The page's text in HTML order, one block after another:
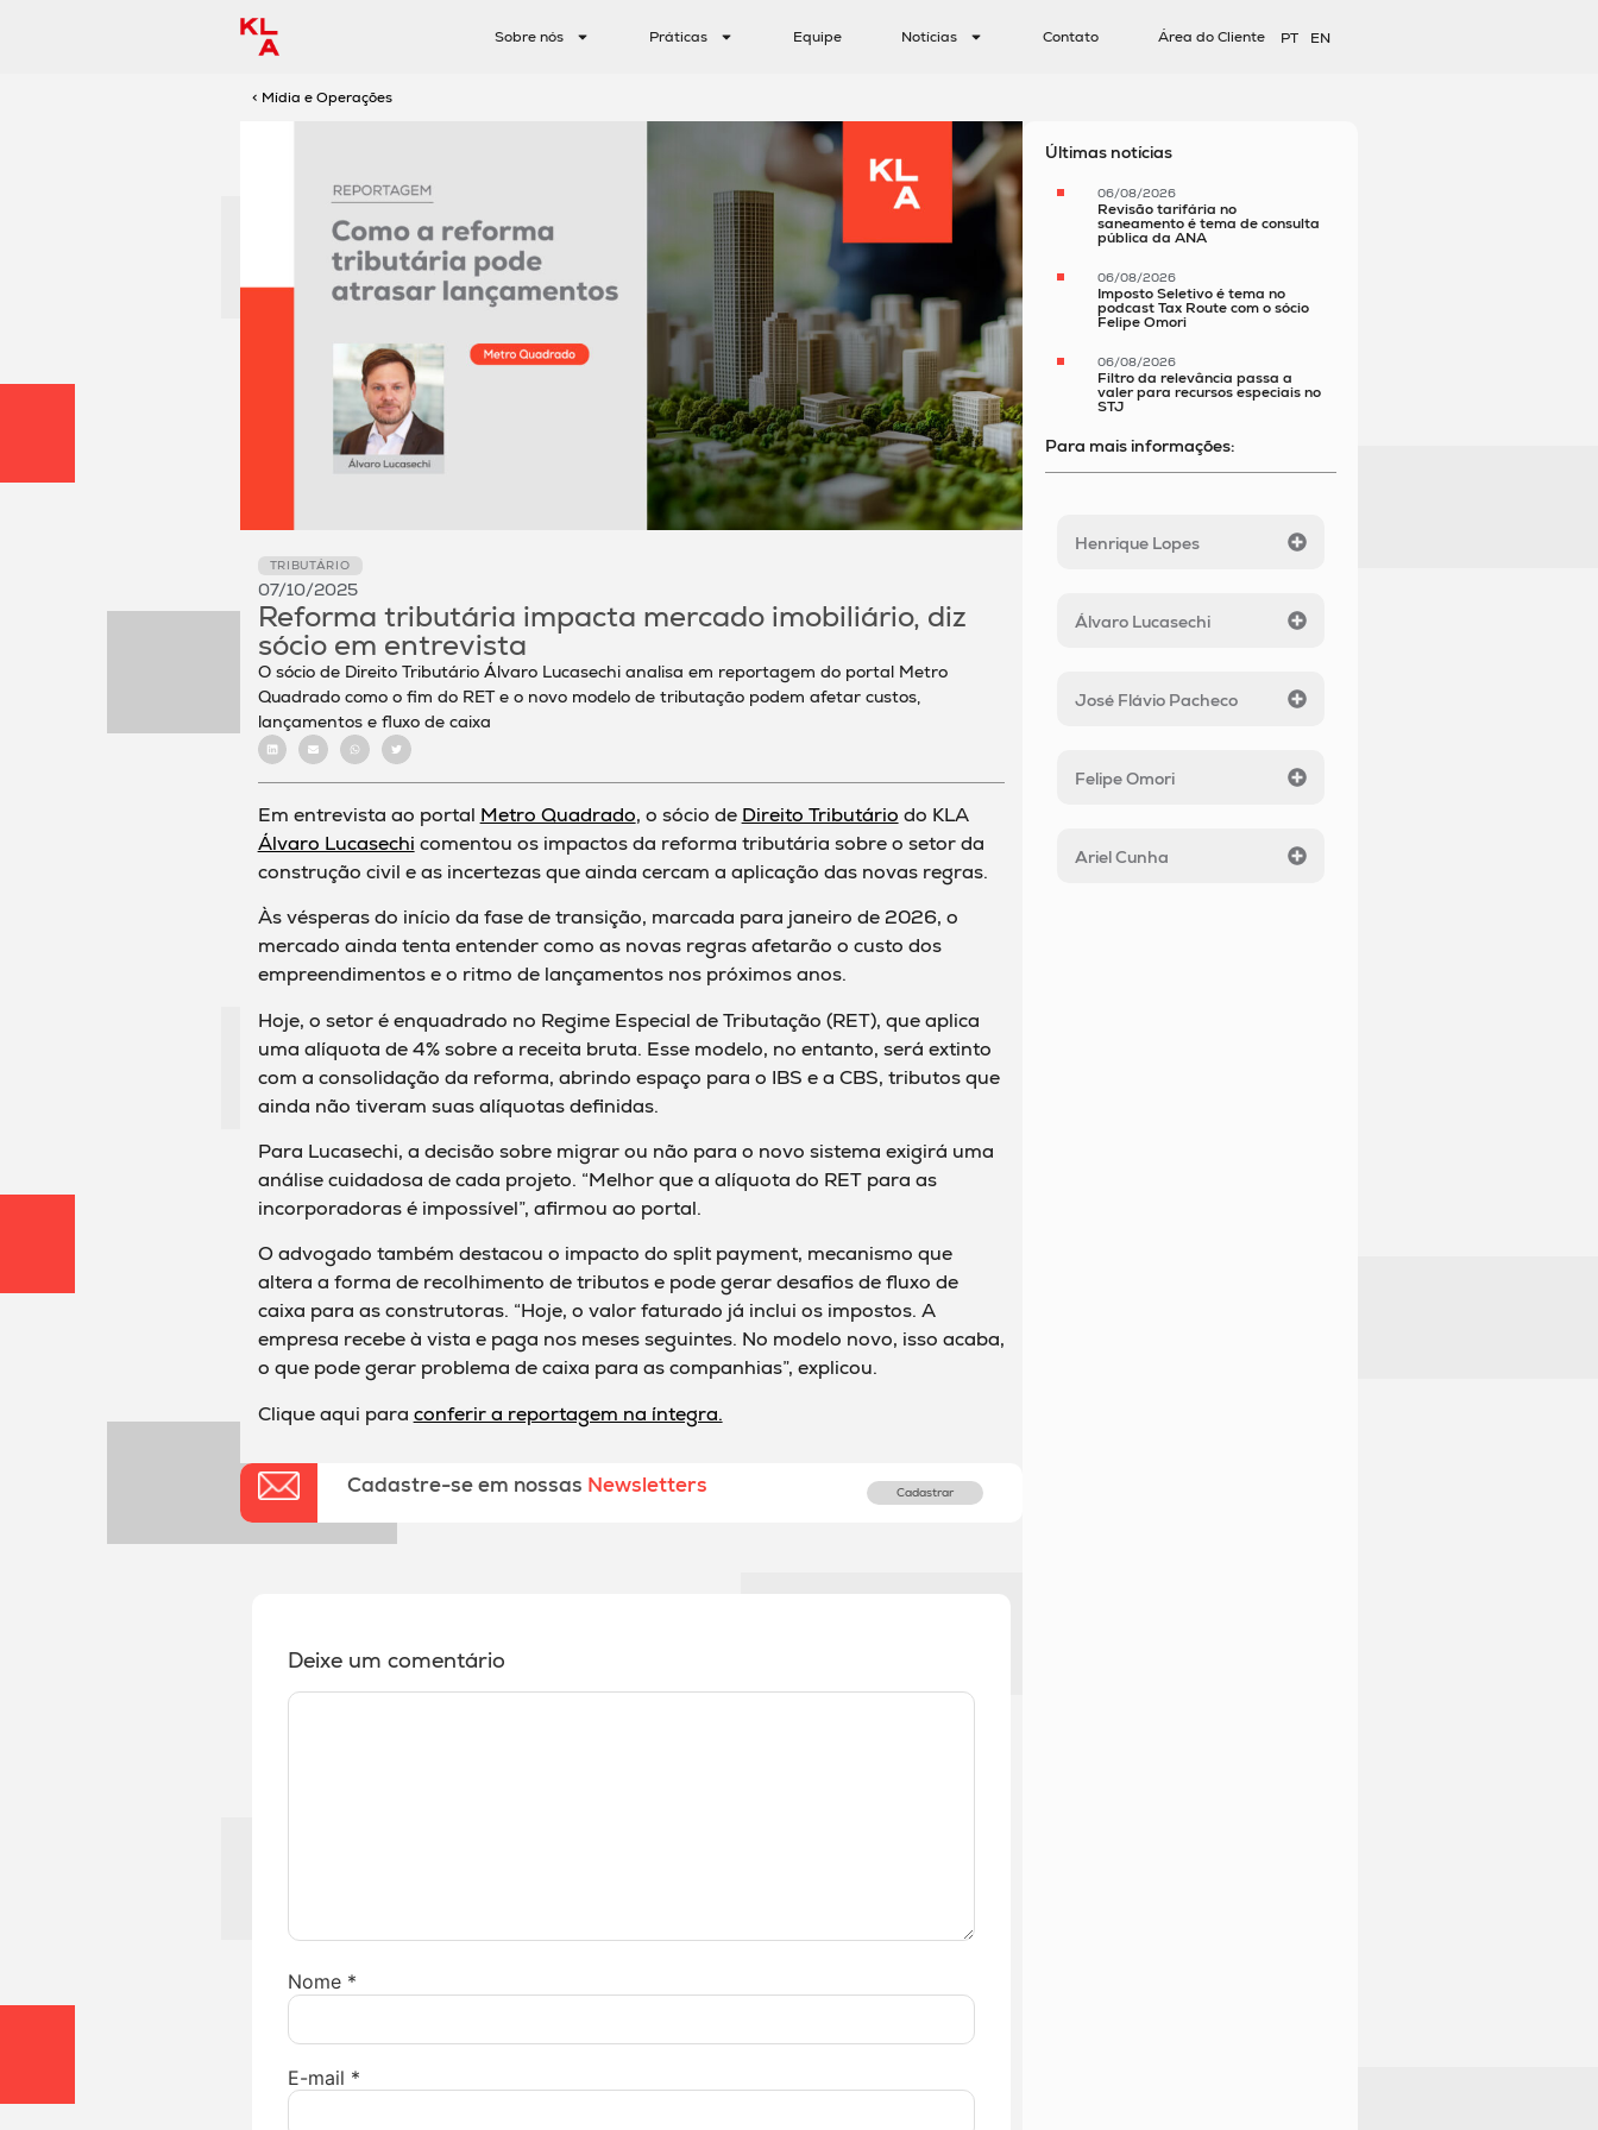
Sobre nós Práticas Equipe Notícias Contato Área do Cliente PT EN
< Mídia e Operações
TRIBUTÁRIO
07/10/2025
Reforma tributária impacta mercado imobiliário, diz
sócio em entrevista
O sócio de Direito Tributário Álvaro Lucasechi analisa em reportagem do portal Metro
Quadrado como o fim do RET e o novo modelo de tributação podem afetar custos,
lançamentos e fluxo de caixa
Em entrevista ao portal Metro Quadrado, o sócio de Direito Tributário do KLA
Álvaro Lucasechi comentou os impactos da reforma tributária sobre o setor da
construção civil e as incertezas que ainda cercam a aplicação das novas regras.
Às vésperas do início da fase de transição, marcada para janeiro de 2026, o
mercado ainda tenta entender como as novas regras afetarão o custo dos
empreendimentos e o ritmo de lançamentos nos próximos anos.
Hoje, o setor é enquadrado no Regime Especial de Tributação (RET), que aplica
uma alíquota de 4% sobre a receita bruta. Esse modelo, no entanto, será extinto
com a consolidação da reforma, abrindo espaço para o IBS e a CBS, tributos que
ainda não tiveram suas alíquotas definidas.
Para Lucasechi, a decisão sobre migrar ou não para o novo sistema exigirá uma
análise cuidadosa de cada projeto. “Melhor que a alíquota do RET para as
incorporadoras é impossível”, afirmou ao portal.
O advogado também destacou o impacto do split payment, mecanismo que
altera a forma de recolhimento de tributos e pode gerar desafios de fluxo de
caixa para as construtoras. “Hoje, o valor faturado já inclui os impostos. A
empresa recebe à vista e paga nos meses seguintes. No modelo novo, isso acaba,
o que pode gerar problema de caixa para as companhias”, explicou.
Clique aqui para conferir a reportagem na íntegra.
Cadastre-se em nossas Newsletters Cadastrar
Deixe um comentário
Nome *
E-mail *
Últimas notícias
06/08/2026
Revisão tarifária no
saneamento é tema de consulta
pública da ANA
06/08/2026
Imposto Seletivo é tema no
podcast Tax Route com o sócio
Felipe Omori
06/08/2026
Filtro da relevância passa a
valer para recursos especiais no
STJ
Para mais informações:
Henrique Lopes
Álvaro Lucasechi
José Flávio Pacheco
Felipe Omori
Ariel Cunha